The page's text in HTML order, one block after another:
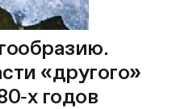
«другого»
годов